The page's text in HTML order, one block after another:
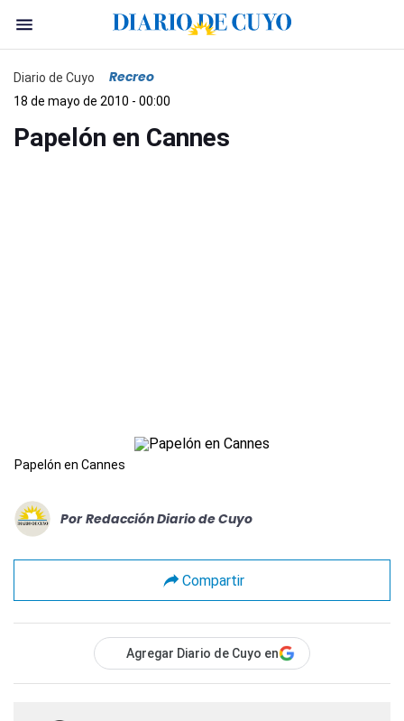
Diario de Cuyo Recreo
18 de mayo de 2010 - 00:00
Papelón en Cannes
Papelón en Cannes
Por Redacción Diario de Cuyo
Compartir
Agregar Diario de Cuyo en